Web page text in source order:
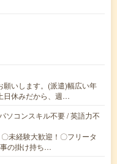
いします。(派遣)幅広い年
日休みだから、週…
ソコンスキル不要 / 英語力不
未経験大歓迎！〇フリータ
の掛け持ち…